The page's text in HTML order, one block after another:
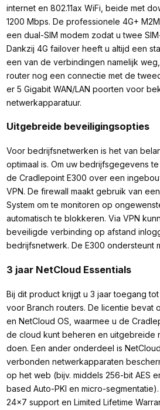
internet en 802.11ax WiFi, beide met
1200 Mbps. De professionele 4G+
een dual-SIM modem zodat u twee
Dankzij 4G failover heeft u altijd een
een van de verbindingen namelijk
router nog een connectie met de
er 5 Gigabit WAN/LAN poorten voor
netwerkapparatuur.
Uitgebreide beveiligingsopties
Voor bedrijfsnetwerken is het van
optimaal is. Om uw bedrijfsgegevens
de Cradlepoint E300 over een
VPN. De firewall maakt gebruik van
System om te monitoren op
automatisch te blokkeren. Via VPN
beveiligde verbinding op afstand
bedrijfsnetwerk. De E300 ondersteunt
3 jaar NetCloud Essentials
Bij dit product krijgt u 3 jaar toegang tot
voor Branch routers. De licentie bevat
en NetCloud OS, waarmee u de
de cloud kunt beheren en uitgebreide
doen. Een ander onderdeel is
verbonden netwerkapparaten
op het web (bijv. middels 256-bit AES
based Auto-PKI en micro-
24x7 support en Limited Lifetime